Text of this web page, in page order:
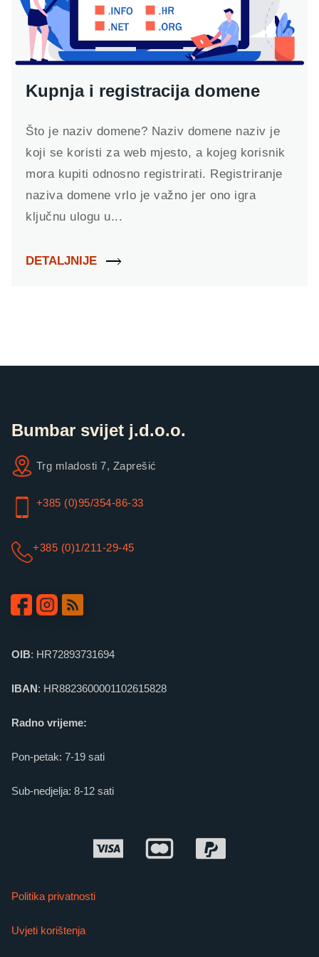
Kupnja i registracija domene
Što je naziv domene? Naziv domene naziv je
koji se koristi za web mjesto, a kojeg korisnik
mora kupiti odnosno registrirati. Registriranje
naziva domene vrlo je važno jer ono igra
ključnu ulogu u...
DETALJNIJE
Bumbar svijet j.d.o.o.
Trg mladosti 7, Zaprešić
+385 (0)95/354-86-33
+385 (0)1/211-29-45
OIB: HR72893731694
IBAN: HR8823600001102615828
Radno vrijeme:
Pon-petak: 7-19 sati
Sub-nedjelja: 8-12 sati
Politika privatnosti
Uvjeti korištenja